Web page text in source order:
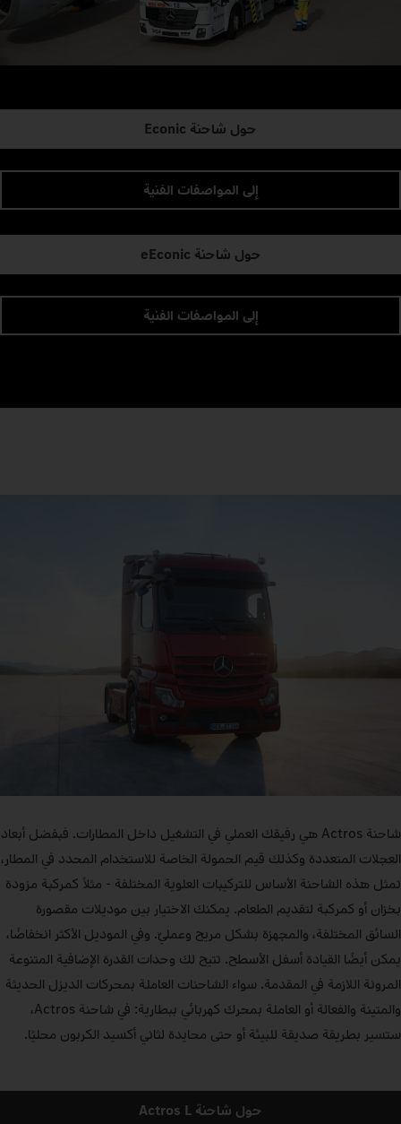
حول شاحنة Econic
إلى المواصفات الفنية
حول شاحنة eEconic
إلى المواصفات الفنية
شاحنة Actros هي رفيقك العملي في التشغيل داخل المطارات. فبفضل أبعاد
العجلات المتعددة وكذلك قيم الحمولة الخاصة للاستخدام المحدد في المطار،
تمثل هذه الشاحنة الأساس للتركيبات العلوية المختلفة - مثلاً كمركبة مزودة
بخزان أو كمركبة لتقديم الطعام. يمكنك الاختيار بين موديلات مقصورة
السائق المختلفة، والمجهزة بشكل مريح وعمليّ. وفي الموديل الأكثر انخفاضًا،
يمكن أيضًا القيادة أسفل الأسطح. تتيح لك وحدات القدرة الإضافية المتنوعة
المرونة اللازمة في المقدمة. سواء الشاحنات العاملة بمحركات الديزل الحديثة
والمتينة والفعالة أو العاملة بمحرك كهربائي ببطارية: في شاحنة Actros،
ستسير بطريقة صديقة للبيئة أو حتى محايدة لثاني أكسيد الكربون محليًا.
حول شاحنة Actros L